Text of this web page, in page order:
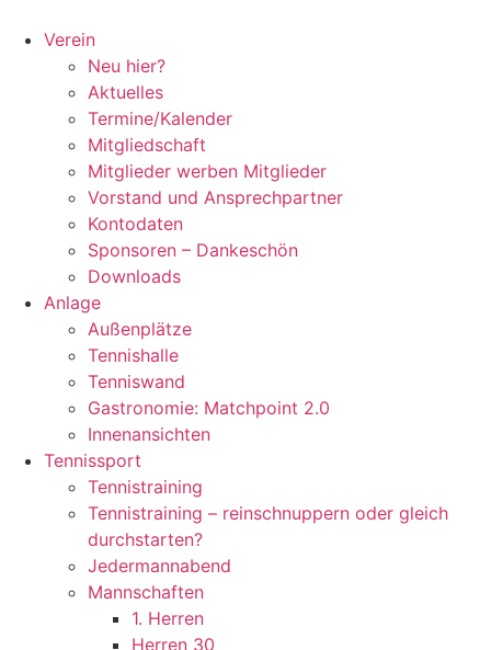
Inhalt
springen
Verein
Neu hier?
Aktuelles
Termine/Kalender
Mitgliedschaft
Mitglieder werben Mitglieder
Vorstand und Ansprechpartner
Kontodaten
Sponsoren – Dankeschön
Downloads
Anlage
Außenplätze
Tennishalle
Tenniswand
Gastronomie: Matchpoint 2.0
Innenansichten
Tennissport
Tennistraining
Tennistraining – reinschnuppern oder gleich
durchstarten?
Jedermannabend
Mannschaften
1. Herren
Herren 30